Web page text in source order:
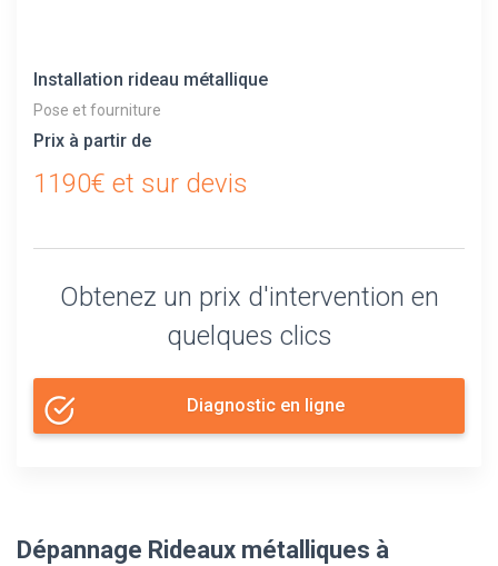
Installation rideau métallique
Pose et fourniture
Prix à partir de
1190€ et sur devis
Obtenez un prix d'intervention en
quelques clics
Diagnostic en ligne
Dépannage Rideaux métalliques à